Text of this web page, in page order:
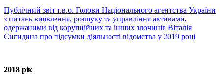
Публічний звіт т.в.о. Голови Національного агентства України
з питань виявлення, розшуку та управління активами,
одержаними від корупційних та інших злочинів Віталія
Сигидина про підсумки діяльності відомства у 2019 році
2018 рік